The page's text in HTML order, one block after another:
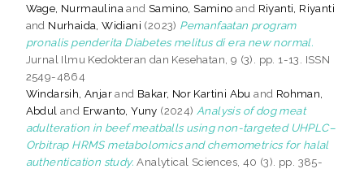
Wage, Nurmaulina andSamino, Samino and Riyanti, Riyanti
and Nurhaida, Widiani (2023) Pemanfaatan program
pronalis penderita Diabetes melitus di era new normal.
Jurnal Ilmu Kedokteran dan Kesehatan, 9 (3). pp. 1-13. ISSN
2549-4864
Windarsih, Anjarand Bakar, Nor Kartini Abu and Rohman,
Abdul and Erwanto, Yuny (2024) Analysis of dog meat
adulteration in beef meatballs using non-targeted UHPLC–
Orbitrap HRMS metabolomics and chemometrics for halal
authentication study. Analytical Sciences, 40 (3). pp. 385-